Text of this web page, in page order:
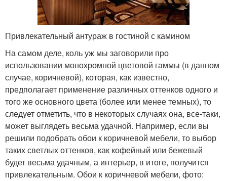
Привлекательный антураж в гостиной с камином
На самом деле, коль уж мы заговорили про
использовании монохромной цветовой гаммы (в данном
случае, коричневой), которая, как известно,
предполагает применение различных оттенков одного и
того же основного цвета (более или менее темных), то
следует отметить, что в некоторых случаях она, все-таки,
может выглядеть весьма удачной. Например, если вы
решили подобрать обои к коричневой мебели, то выбор
таких светлых оттенков, как кофейный или бежевый
будет весьма удачным, а интерьер, в итоге, получится
привлекательным. Обои к коричневой мебели, фото: